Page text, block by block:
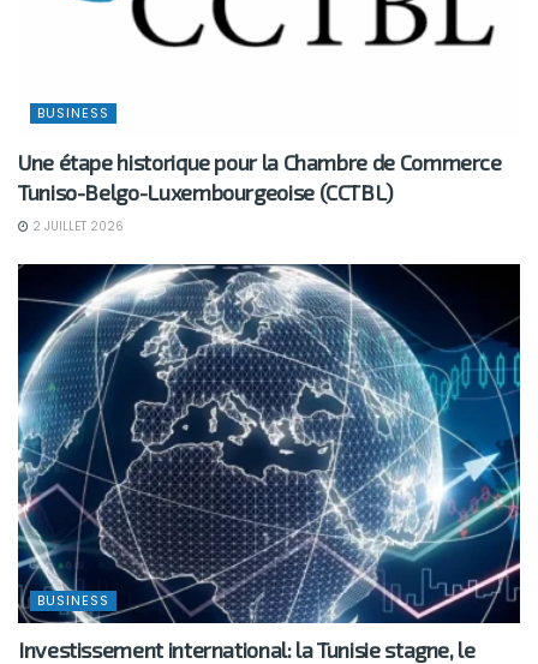
BUSINESS
Une étape historique pour la Chambre de Commerce
Tuniso-Belgo-Luxembourgeoise (CCTBL)
2 JUILLET 2026
BUSINESS
Investissement international: la Tunisie stagne, le